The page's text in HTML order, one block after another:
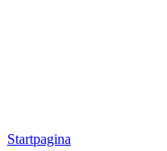
Startpagina